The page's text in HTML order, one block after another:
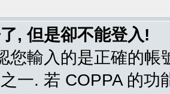
, 但是卻不能登入!
您輸入的是正確的
一. 若 COPPA 的